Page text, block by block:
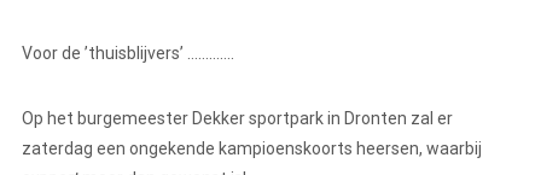
Voor de ’thuisblijvers’ ………….
Op het burgemeester Dekker sportpark in Dronten zal er
zaterdag een ongekende kampioenskoorts heersen, waarbij